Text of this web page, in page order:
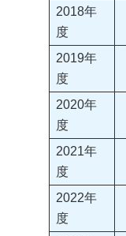
2018年
度
2019年
度
2020年
度
2021年
度
2022年
度